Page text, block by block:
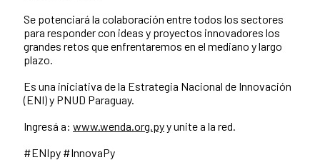
Se potenciará la colaboración entre todos los sectores
para responder con ideas y proyectos innovadores los
grandes retos que enfrentaremos en el mediano y largo
plazo.
Es una iniciativa de la Estrategia Nacional de Innovación
(ENI) y PNUD Paraguay.
Ingresá a: www.wenda.org.pyy unite a la red.
#ENIpy #InnovaPy